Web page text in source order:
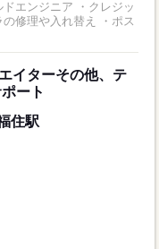
エンジニア ・クレジッ
修理や入れ替え ・ポス
イターその他、テ
ート
住駅